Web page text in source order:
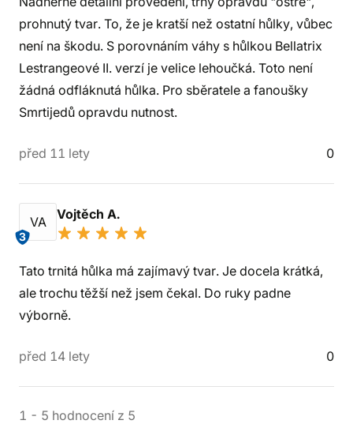
prohnutý tvar. To, že je kratší než ostatní hůlky, vůbec
není na škodu. S porovnáním váhy s hůlkou Bellatrix
Lestrangeové II. verzí je velice lehoučká. Toto není
žádná odfláknutá hůlka. Pro sběratele a fanoušky
Smrtijedů opravdu nutnost.
před 11 lety 0
VA
3
Vojtěch A.
Tato trnitá hůlka má zajímavý tvar. Je docela krátká,
ale trochu těžší než jsem čekal. Do ruky padne
výborně.
před 14 lety 0
1 - 5 hodnocení z 5